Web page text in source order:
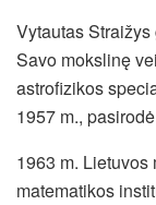
Vytautas
Savo mokslinę
astrofizikos
1957 m.,
1963 m.
matematikos